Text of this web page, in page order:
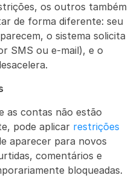
os outros também
de forma diferente: seu
o sistema solicita
SMS ou e-mail), e o
as contas não estão
pode aplicar restrições
aparecer para novos
comentários e
bloqueadas.